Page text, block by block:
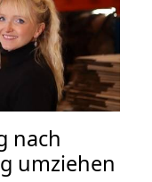
nach
umziehen